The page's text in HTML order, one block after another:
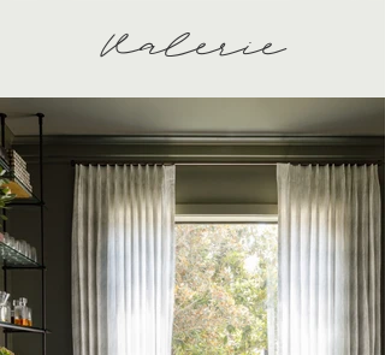
Valerie